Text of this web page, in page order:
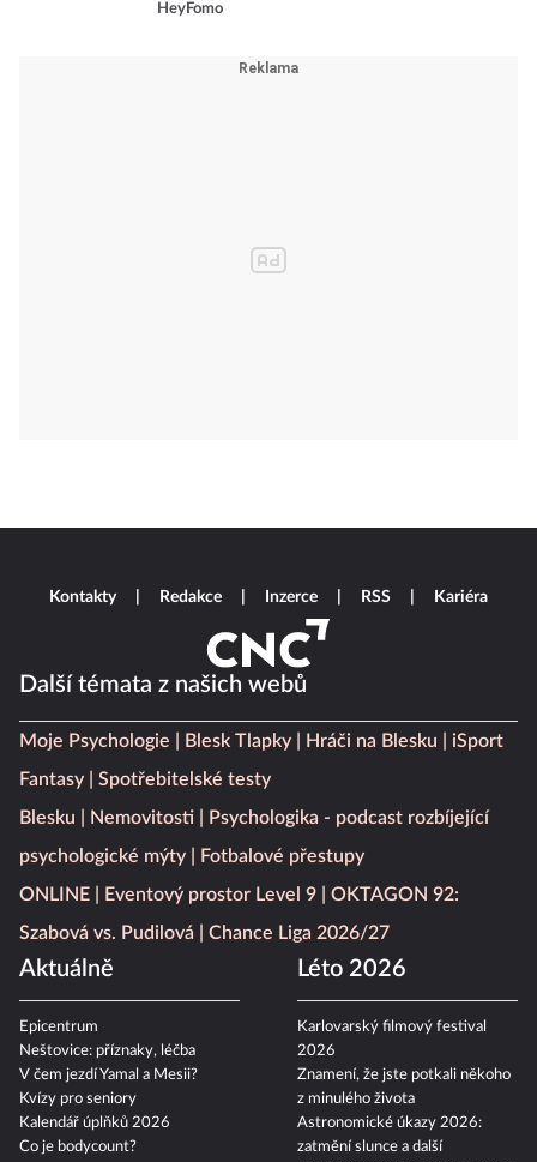
HeyFomo
Další témata z našich webů
Moje Psychologie Blesk Tlapky Hráči na Blesku
iSport
Fantasy
Spotřebitelské testy
Blesku
Nemovitosti
Psychologika - podcast rozbíjející
psychologické mýty
Fotbalové přestupy
ONLINE
Eventový prostor Level 9
OKTAGON 92:
Szabová vs. Pudilová
Chance Liga 2026/27
Aktuálně
Epicentrum
Neštovice: příznaky, léčba
V čem jezdí Yamal a Mesii?
Kvízy pro seniory
Kalendář úplňků 2026
Co je bodycount?
Léto 2026
Karlovarský filmový festival
2026
Znamení, že jste potkali někoho
z minulého života
Astronomické úkazy 2026:
zatmění slunce a další
Kontakty Redakce Inzerce RSS Kariéra